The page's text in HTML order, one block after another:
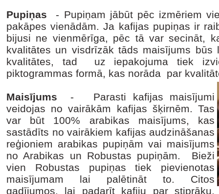
Pupiņas - Pupiņam jābūt pēc izmēriem
pakāpes vienādām. Ja kafijas pupiņas ir
bijusi ne vienmērīga, pēc tā var secināt,
kvalitātes un visdrīzāk tāds maisījums
kvalitātes, tad uz iepakojuma tiek
piktogrammas formā, kas norāda par
Maisījums
- Parasti kafijas maisījumi
veidojas no vairākām kafijas šķirnēm. Tas
var būt 100% arabikas maisījums, kas
sastādīts no vairākiem kafijas audzināšanas
reģioniem arabikas pupiņām vai maisījums
no Arabikas un Robustas pupiņām. Bieži
vien Robustas pupiņas tiek pievienotas
maisījumam lai palētināt to. Citos
gadījumos, lai padarīt kafiju par stiprāku,